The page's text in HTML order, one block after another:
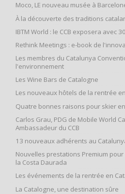
Moco, LE nouveau musée à
À la découverte des traditions
IBTM World : le CCB exposera avec
Rethink Meetings : e-book de
Les membres du Catalunya
l'environnement
Les Wine Bars de Catalogne
Les nouveaux hôtels de la rentrée
Quatre bonnes raisons pour skier
Carlos Grau, PDG de Mobile World
Ambassadeur du CCB
13 nouveaux adhérents au
Nouvelles prestations Premium
la Costa Daurada
Les événements de la rentrée en
La Catalogne, une destination sûre